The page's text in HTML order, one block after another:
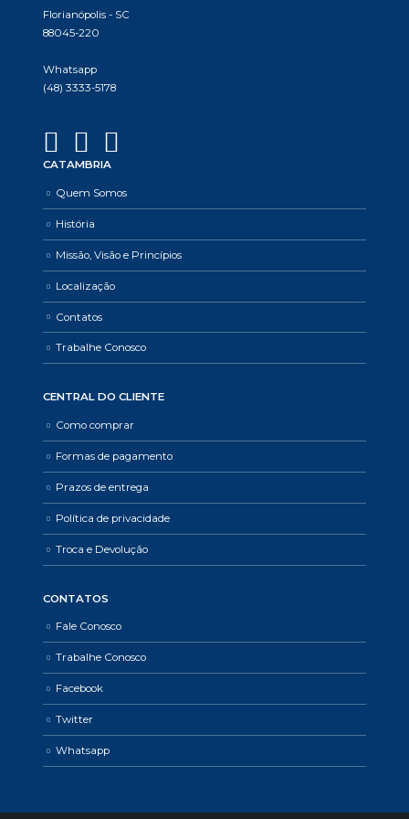
Florianópolis - SC
88045-220
Whatsapp
(48) 3333-5178
CATAMBRIA
Quem Somos
História
Missão, Visão e Princípios
Localização
Contatos
Trabalhe Conosco
CENTRAL DO CLIENTE
Como comprar
Formas de pagamento
Prazos de entrega
Política de privacidade
Troca e Devolução
CONTATOS
Fale Conosco
Trabalhe Conosco
Facebook
Twitter
Whatsapp